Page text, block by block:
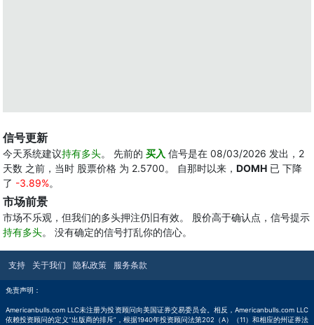
信号更新
今天系统建议持有多头。 先前的 买入 信号是在 08/03/2026 发出，2
天数 之前，当时 股票价格 为 2.5700。 自那时以来， DOMH 已 下降
了 -3.89%。
市场前景
市场不乐观，但我们的多头押注仍旧有效。 股价高于确认点，信号提示
持有多头。 没有确定的信号打乱你的信心。
支持 关于我们 隐私政策 服务条款
免责声明：
Americanbulls.com LLC未注册为投资顾问向美国证券交易委员会。相反，Americanbulls.com LLC
依赖投资顾问的定义“出版商的排斥”，根据1940年投资顾问法第202（A）（11）和相应的州证券法